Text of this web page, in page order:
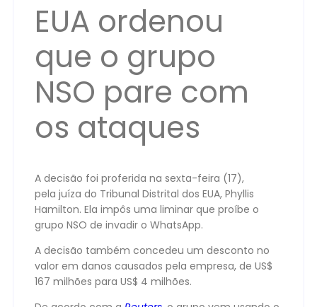
EUA ordenou
que o grupo
NSO pare com
os ataques
A decisão foi proferida na sexta-feira (17),
pela juíza do Tribunal Distrital dos EUA, Phyllis
Hamilton. Ela impôs uma liminar que proíbe o
grupo NSO de invadir o WhatsApp.
A decisão também concedeu um desconto no
valor em danos causados pela empresa, de US$
167 milhões para US$ 4 milhões.